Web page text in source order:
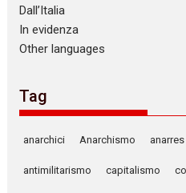
Dall’Italia
In evidenza
Other languages
Tag
anarchici Anarchismo anarres
antimilitarismo capitalismo